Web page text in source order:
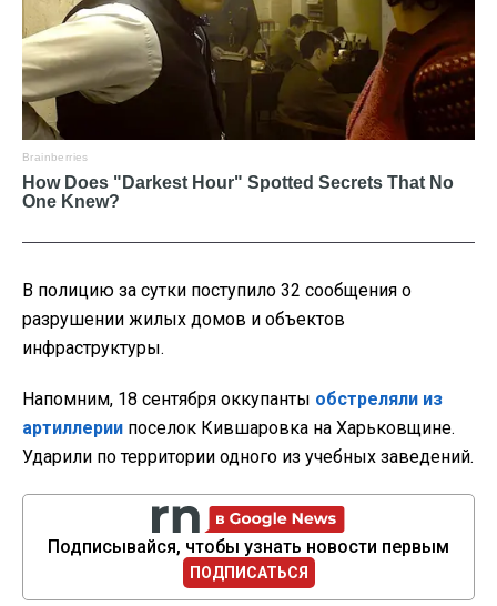
В полицию за сутки поступило 32 сообщения о
разрушении жилых домов и объектов
инфраструктуры.
Напомним, 18 сентября оккупанты обстреляли из
артиллерии поселок Кившаровка на Харьковщине.
Ударили по территории одного из учебных заведений.
Подписывайся, чтобы узнать новости первым
ПОДПИСАТЬСЯ